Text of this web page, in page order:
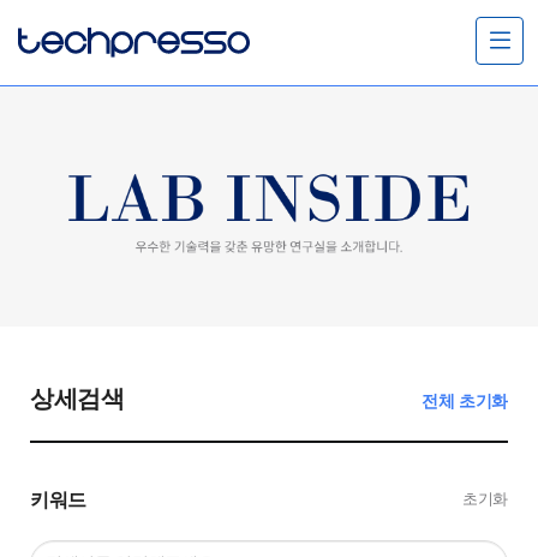
메
뉴
상세검색 전체 초기화
키워드 초기화